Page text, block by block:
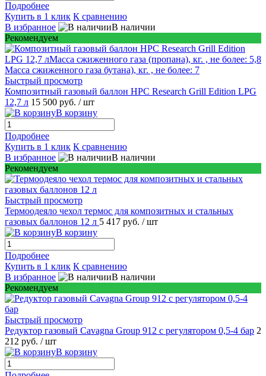
Подробнее
Купить в 1 клик К сравнению
В избранное
В наличии
Рекомендуем
Быстрый просмотр
Композитный газовый баллон HPC Research Grill Edition LPG
12,7 л 15 500 руб. / шт
В корзину
Подробнее
Купить в 1 клик К сравнению
В избранное
В наличии
Рекомендуем
Быстрый просмотр
Термоодеяло чехол термос для композитных и стальных
газовых баллонов 12 л 5 417 руб. / шт
В корзину
Подробнее
Купить в 1 клик К сравнению
В избранное
В наличии
Рекомендуем
Быстрый просмотр
Редуктор газовый Cavagna Group 912 c регулятором 0,5-4 бар 2
212 руб. / шт
В корзину